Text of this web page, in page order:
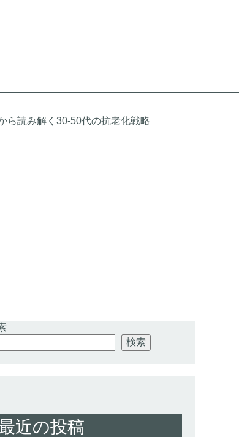
ら読み解く30-50代の抗老化戦略
検索
近の投稿